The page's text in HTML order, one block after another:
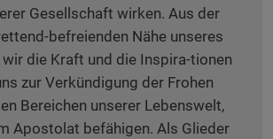
Gesellschaft wirken. Aus der
befreienden Nähe unseres
die Kraft und die Inspira-tionen
zur Verkündigung der Frohen
Bereichen unserer Lebenswelt,
Apostolat befähigen. Als Glieder